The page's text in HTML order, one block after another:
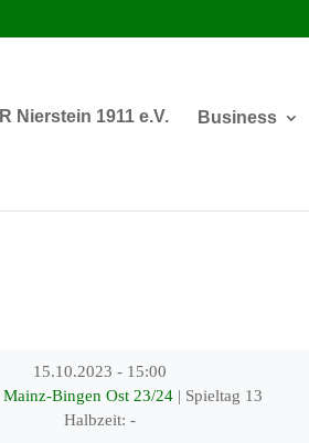
Business
15.10.2023 - 15:00
Mainz-Bingen Ost 23/24 | Spieltag 13
Halbzeit: -